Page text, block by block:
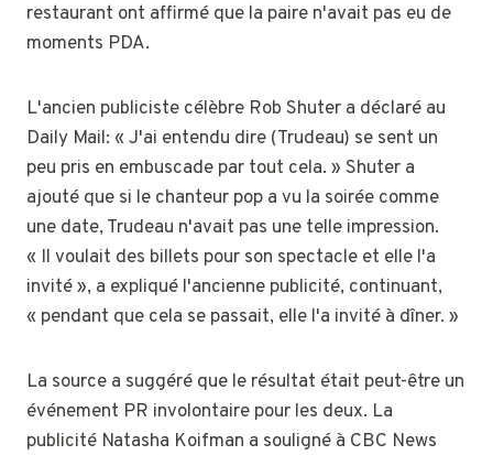
restaurant ont affirmé que la paire n'avait pas eu de
moments PDA.
L'ancien publiciste célèbre Rob Shuter a déclaré au
Daily Mail: « J'ai entendu dire (Trudeau) se sent un
peu pris en embuscade par tout cela. » Shuter a
ajouté que si le chanteur pop a vu la soirée comme
une date, Trudeau n'avait pas une telle impression.
« Il voulait des billets pour son spectacle et elle l'a
invité », a expliqué l'ancienne publicité, continuant,
« pendant que cela se passait, elle l'a invité à dîner. »
La source a suggéré que le résultat était peut-être un
événement PR involontaire pour les deux. La
publicité Natasha Koifman a souligné à CBC News